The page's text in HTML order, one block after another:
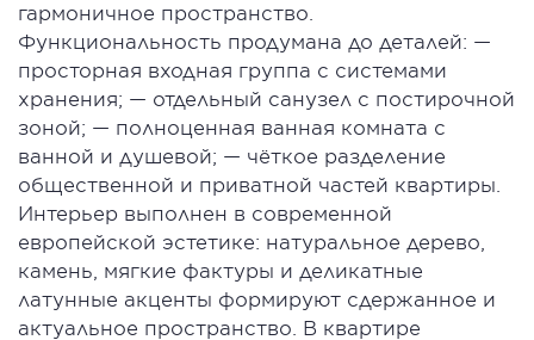
гармоничное пространство.
Функциональность продумана до деталей: —
просторная входная группа с системами
хранения; — отдельный санузел с постирочной
зоной; — полноценная ванная комната с
ванной и душевой; — чёткое разделение
общественной и приватной частей квартиры.
Интерьер выполнен в современной
европейской эстетике: натуральное дерево,
камень, мягкие фактуры и деликатные
латунные акценты формируют сдержанное и
актуальное пространство. В квартире